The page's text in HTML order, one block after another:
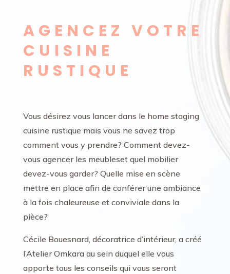
AGENCEZ VOTRE
CUISINE
RUSTIQUE
Vous désirez vous lancer dans le home staging
cuisine rustique mais vous ne savez trop
comment vous y prendre? Comment devez-
vous agencer les meubleset quel mobilier
devez-vous garder? Quelle mise en scène
mettre en place afin de conférer une ambiance
à la fois chaleureuse et conviviale dans la
pièce?
Cécile Bouesnard, décoratrice d’intérieur, a créé
l’Atelier Omkara au sein duquel elle vous
apporte tous les conseils qui vous seront